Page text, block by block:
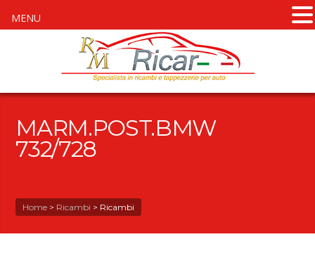
MARM.POST.BMW
732/728
Home > Ricambi > Ricambi
MENU